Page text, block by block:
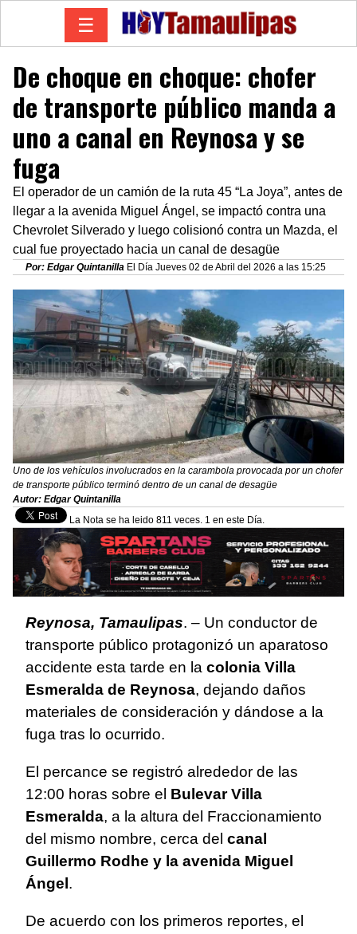
☰
De choque en choque: chofer
de transporte público manda a
uno a canal en Reynosa y se
fuga
El operador de un camión de la ruta 45 “La Joya”, antes de
llegar a la avenida Miguel Ángel, se impactó contra una
Chevrolet Silverado y luego colisionó contra un Mazda, el
cual fue proyectado hacia un canal de desagüe
Por: Edgar Quintanilla El Día Jueves 02 de Abril del 2026 a las 15:25
Uno de los vehículos involucrados en la carambola provocada por un chofer
de transporte público terminó dentro de un canal de desagüe
Autor: Edgar Quintanilla
La Nota se ha leido 811 veces. 1 en este Día.
Reynosa, Tamaulipas. – Un conductor de
transporte público protagonizó un aparatoso
accidente esta tarde en la colonia Villa
Esmeralda de Reynosa, dejando daños
materiales de consideración y dándose a la
fuga tras lo ocurrido.
El percance se registró alrededor de las
12:00 horas sobre el Bulevar Villa
Esmeralda, a la altura del Fraccionamiento
del mismo nombre, cerca del canal
Guillermo Rodhe y la avenida Miguel
Ángel .
De acuerdo con los primeros reportes, el